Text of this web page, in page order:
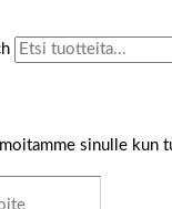
sinulle kun